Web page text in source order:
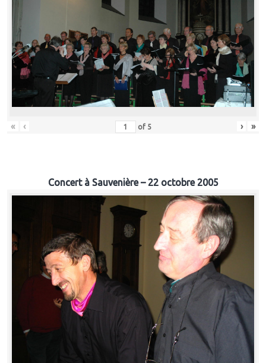
« ‹ of 5 › »
Concert à Sauvenière – 22 octobre 2005